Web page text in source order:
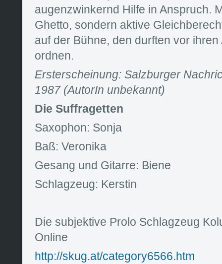
augenzwinkernd Hilfe in Anspruch.
Ghetto, sondern aktive
auf der Bühne, den durften vor
ordnen.
Ersterscheinung: Salzburger
1987 (AutorIn unbekannt)
Die Suffragetten
Saxophon: Sonja
Baß: Veronika
Gesang und Gitarre: Biene
Schlagzeug: Kerstin
Die subjektive Prolo Schlagzeug
Online
http://skug.at/category6566.htm